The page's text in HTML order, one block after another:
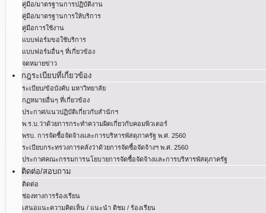
คู่มือ/มาตรฐานการปฏิบัติงาน
คู่มือ/มาตรฐานการให้บริการ
คู่มือการใช้งาน
แบบฟอร์มขอใช้บริการ
แบบฟอร์มอื่นๆ ที่เกี่ยวข้อง
จดหมายข่าว
กฎระเบียบที่เกี่ยวข้อง
ระเบียบ/ข้อบังคับ มหาวิทยาลัย
กฏหมายอื่นๆ ที่เกี่ยวข้อง
ประกาศ/แนวปฏิบัติเกี่ยวกับสำนักฯ
พ.ร.บ.ว่าด้วยการกระทําความผิดเกี่ยวกับคอมพิวเตอร์
พรบ. การจัดซื้อจัดจ้างและการบริหารพัสดุภาครัฐ พ.ศ. 2560
ระเบียบกระทรวงการคลังว่าด้วยการจัดซื้อจัดจ้างฯ พ.ศ. 2560
ประกาศคณะกรรมการนโยบายการจัดซื้อจัดจ้างและการบริหารพัสดุภาครัฐ
ติดต่อ/สอบถาม
ติดต่อ
ช่องทางการร้องเรียน
เสนอแนะความคิดเห็น / แนะนำ ติชม / ร้องเรียน